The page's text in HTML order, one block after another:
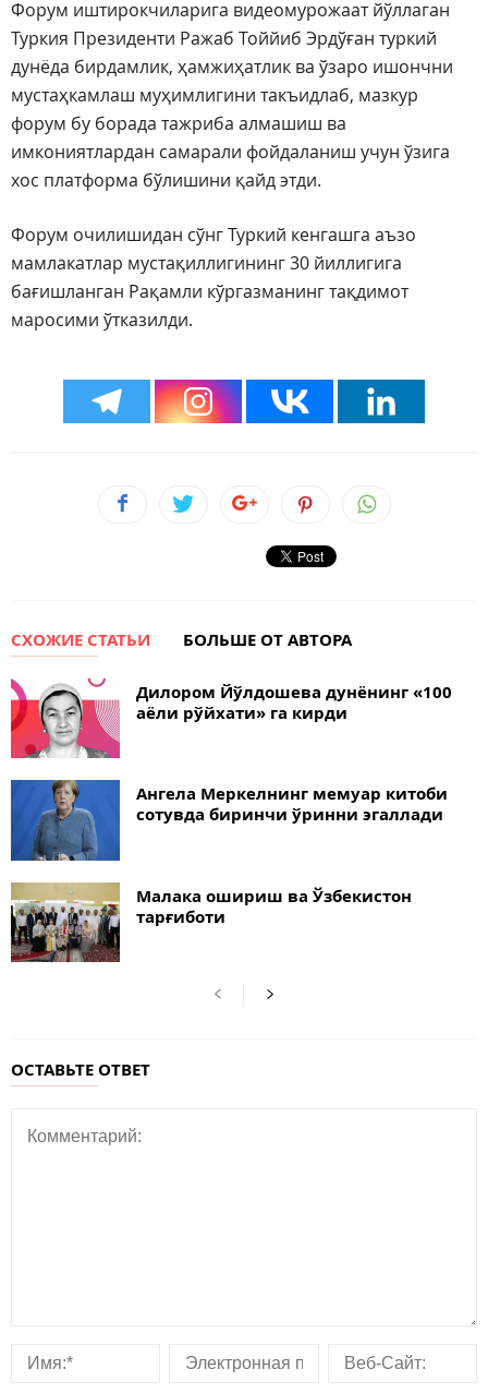
Форум иштирокчиларига видеомурожаат йўллаган
Туркия Президенти Ражаб Тоййиб Эрдўған туркий
дунёда бирдамлик, ҳамжиҳатлик ва ўзаро ишончни
мустаҳкамлаш муҳимлигини такъидлаб, мазкур
форум бу борада тажриба алмашиш ва
имкониятлардан самарали фойдаланиш учун ўзига
хос платформа бўлишини қайд этди.
Форум очилишидан сўнг Туркий кенгашга аъзо
мамлакатлар мустақиллигининг 30 йиллигига
бағишланган Рақамли кўргазманинг тақдимот
маросими ўтказилди.
СХОЖИЕ СТАТЬИ БОЛЬШЕ ОТ АВТОРА
Дилором Йўлдошева дунёнинг «100
аёли рўйхати» га кирди
Ангела Меркелнинг мемуар китоби
сотувда биринчи ўринни эгаллади
Малака ошириш ва Ўзбекистон
тарғиботи
ОСТАВЬТЕ ОТВЕТ